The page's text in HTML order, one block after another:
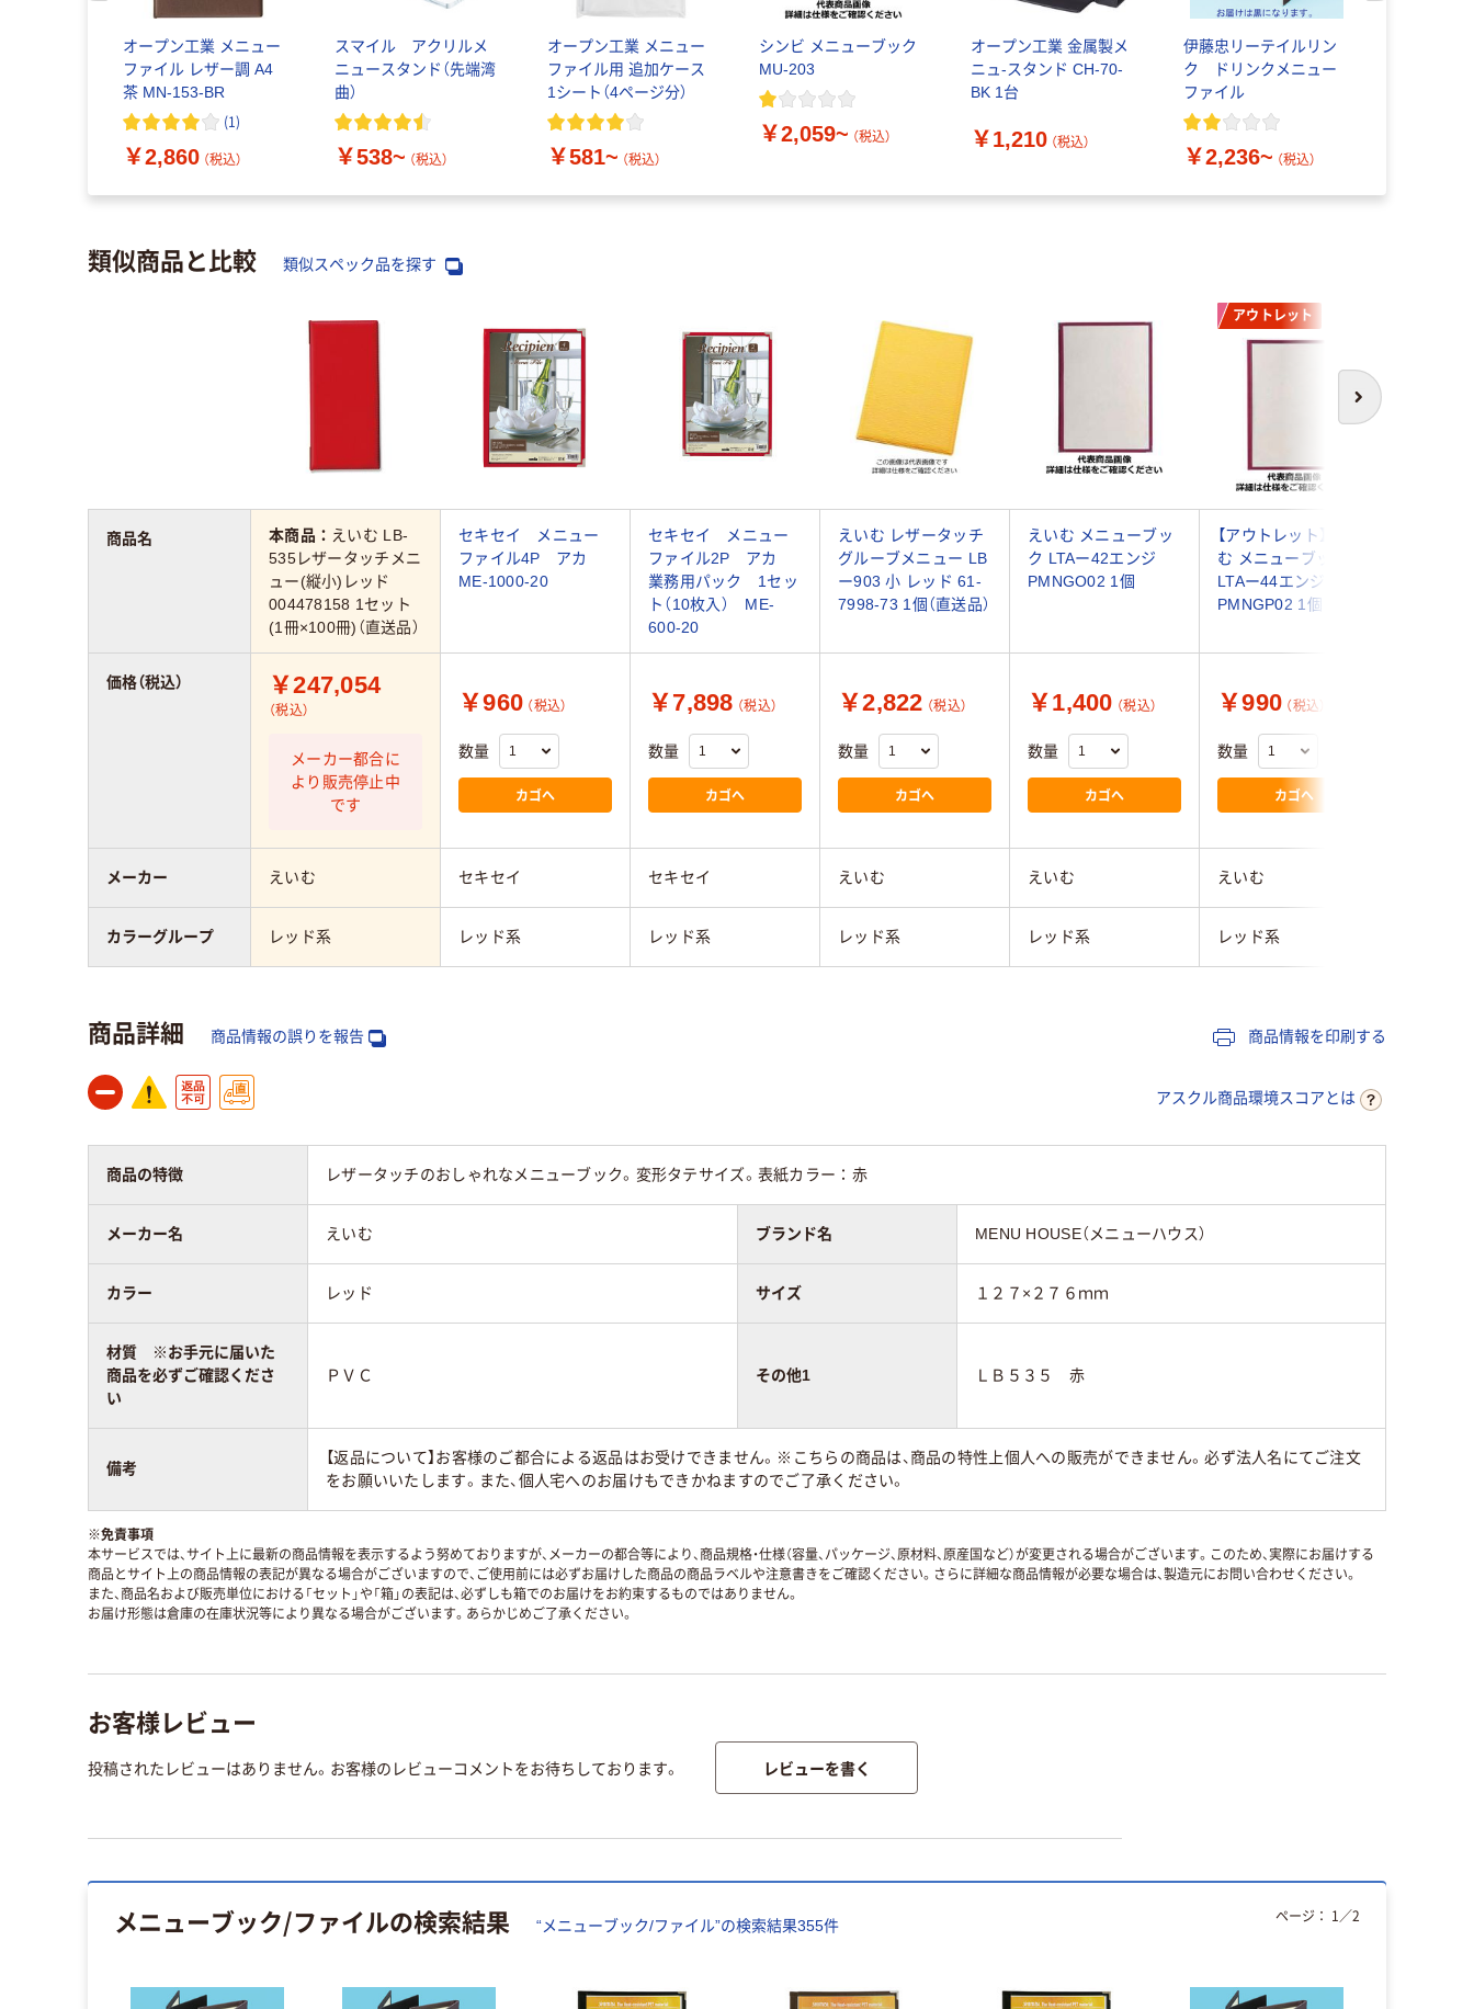
オープン工業 メニュー
ファイル レザー調 A4
茶 MN-153-BR
(1)
￥2,860 （税込）
スマイル アクリルメ
ニュースタンド（先端湾
曲）
￥538~ （税込）
オープン工業 メニュー
ファイル用 追加ケース
1シート（4ページ分）
￥581~ （税込）
シンビ メニューブック
MU-203
￥2,059~ （税込）
オープン工業 金属製メ
ニュ-スタンド CH-70-
BK 1台
￥1,210 （税込）
伊藤忠リーテイルリン
ク ドリンクメニュー
ファイル
￥2,236~ （税込）
類似商品と比較 類似スペック品を探す
次へ
アウトレット
本商品： えいむ LB-
535レザータッチメニ
ュー(縦小)レッド
004478158 1セット
(1冊×100冊)（直送品）
セキセイ メニュー
ファイル4P アカ
ME-1000-20
セキセイ メニュー
ファイル2P アカ
業務用パック 1セッ
ト（10枚入） ME-
600-20
えいむ レザータッチ
グルーブメニュー LB
ー903 小 レッド 61-
7998-73 1個（直送品）
えいむ メニューブッ
ク LTAー42エンジ
PMNGO02 1個
【アウトレット】えい
む メニューブック
LTAー44エンジ
PMNGP02 1個
￥247,054
（税込）
メーカー都合に
より販売停止中
です
￥960 （税込）
数量
カゴへ
￥7,898 （税込）
数量
カゴへ
￥2,822 （税込）
数量
カゴへ
￥1,400 （税込）
数量
カゴへ
￥990 （税込）
数量
カゴへ
えいむ セキセイ セキセイ えいむ えいむ えいむ
レッド系 レッド系 レッド系 レッド系 レッド系 レッド系
商品名
価格（税込）
メーカー
カラーグループ
商品詳細 商品情報の誤りを報告 商品情報を印刷する
アスクル商品環境スコアとは
商品の特徴 レザータッチのおしゃれなメニューブック。変形タテサイズ。表紙カラー：赤
メーカー名 えいむ ブランド名 MENU HOUSE（メニューハウス）
カラー レッド サイズ １２７×２７６ｍｍ
材質 ※お手元に届いた
商品を必ずご確認くださ
い
ＰＶＣ その他1 ＬＢ５３５ 赤
備考
【返品について】お客様のご都合による返品はお受けできません。※こちらの商品は、商品の特性上個人への販売ができません。必ず法人名にてご注文
をお願いいたします。また、個人宅へのお届けもできかねますのでご了承ください。
※免責事項
本サービスでは、サイト上に最新の商品情報を表示するよう努めておりますが、メーカーの都合等により、商品規格・仕様（容量、パッケージ、原材料、原産国など）が変更される場合がございます。このため、実際にお届けする
商品とサイト上の商品情報の表記が異なる場合がございますので、ご使用前には必ずお届けした商品の商品ラベルや注意書きをご確認ください。さらに詳細な商品情報が必要な場合は、製造元にお問い合わせください。
また、商品名および販売単位における「セット」や「箱」の表記は、必ずしも箱でのお届けをお約束するものではありません。
お届け形態は倉庫の在庫状況等により異なる場合がございます。あらかじめご了承ください。
お客様レビュー
投稿されたレビューはありません。お客様のレビューコメントをお待ちしております。 レビューを書く
メニューブック/ファイルの検索結果 “メニューブック/ファイル”の検索結果355件
ページ： 1／2